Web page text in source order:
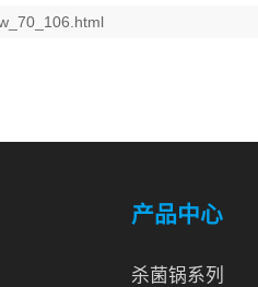
产品中心
杀菌锅系列